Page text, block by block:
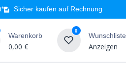
Sicher kaufen auf Rechnung
Warenkorb
0,00 €
0
Wunschliste
Anzeigen